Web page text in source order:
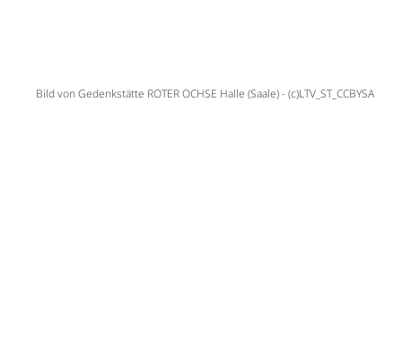
Bild von Gedenkstätte ROTER OCHSE Halle (Saale) - (c)LTV_ST_CCBYSA